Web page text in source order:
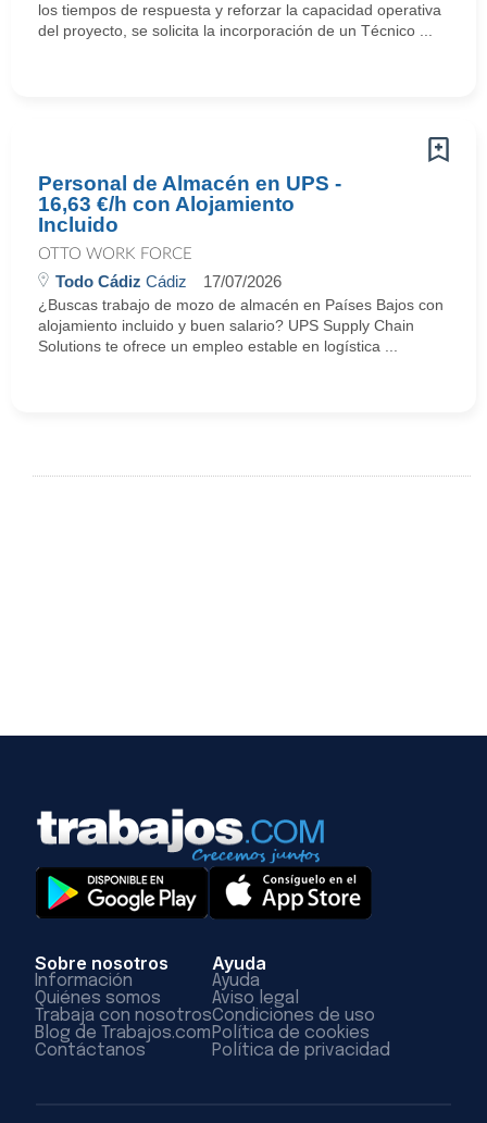
los tiempos de respuesta y reforzar la capacidad operativa
del proyecto, se solicita la incorporación de un Técnico ...
Personal de Almacén en UPS -
16,63 €/h con Alojamiento
Incluido
OTTO WORK FORCE
Todo Cádiz Cádiz 17/07/2026
¿Buscas trabajo de mozo de almacén en Países Bajos con
alojamiento incluido y buen salario? UPS Supply Chain
Solutions te ofrece un empleo estable en logística ...
Sobre nosotros
Información
Quiénes somos
Trabaja con nosotros
Blog de Trabajos.com
Contáctanos
Ayuda
Ayuda
Aviso legal
Condiciones de uso
Política de cookies
Política de privacidad